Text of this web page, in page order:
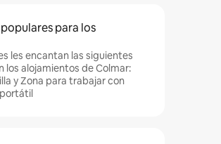
para los
les encantan las siguientes
los alojamientos de Colmar:
y Zona para trabajar con